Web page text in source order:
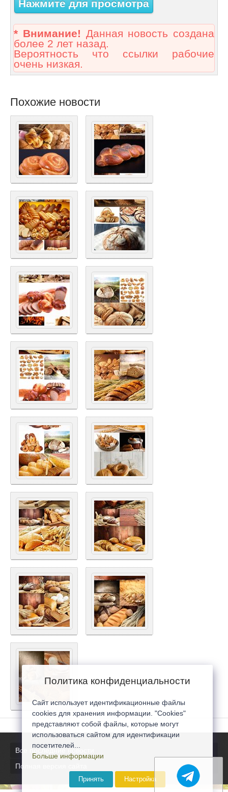
Нажмите для просмотра
* Внимание! Данная новость создана
более 2 лет назад.
Вероятность что ссылки рабочие
очень низкая.
Похожие новости
Все последние новости
Полная версия сайта
Политика конфиденциальности
Сайт использует идентификационные файлы
cookies для хранения информации. "Cookies"
представляют собой файлы, которые могут
использоваться сайтом для идентификации
посетителей...
Больше информации
Принять Настройка